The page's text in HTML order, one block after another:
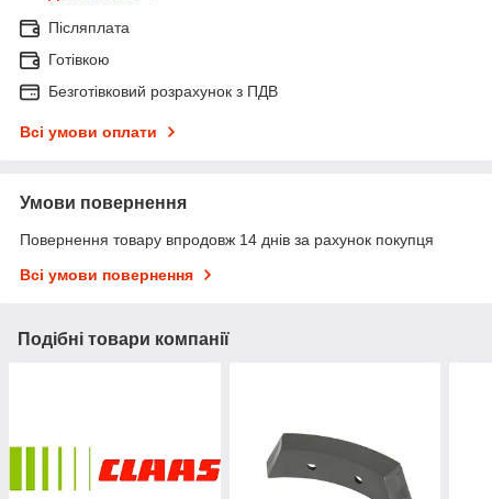
Післяплата
Готівкою
Безготівковий розрахунок з ПДВ
Всі умови оплати
Умови повернення
Повернення товару впродовж 14 днів за рахунок покупця
Всі умови повернення
Подібні товари компанії